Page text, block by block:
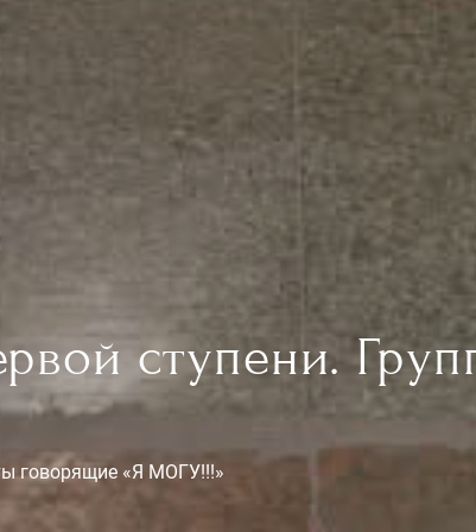
ступени.
говорящие «Я МОГУ!!!»